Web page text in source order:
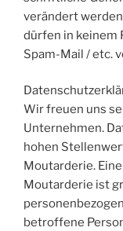
verändert
dürfen in keinem
Spam-Mail / etc.
Wir freuen uns
Unternehmen.
hohen
Moutarderie.
Moutarderie ist
betroffene